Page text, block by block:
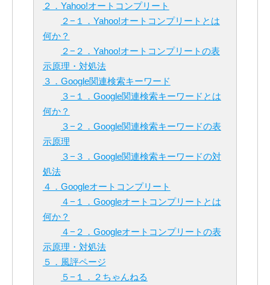
２．Yahoo!オートコンプリート
２−１．Yahoo!オートコンプリートとは
何か？
２−２．Yahoo!オートコンプリートの表
示原理・対処法
３．Google関連検索キーワード
３−１．Google関連検索キーワードとは
何か？
３−２．Google関連検索キーワードの表
示原理
３−３．Google関連検索キーワードの対
処法
４．Googleオートコンプリート
４−１．Googleオートコンプリートとは
何か？
４−２．Googleオートコンプリートの表
示原理・対処法
５．風評ページ
５−１．２ちゃんねる